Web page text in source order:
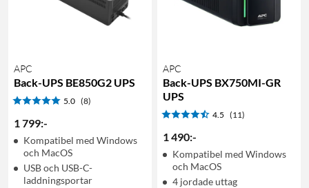
APC
Back-UPS BE850G2 UPS
5.0 (8)
1 799:-
Kompatibel med Windows
och MacOS
USB och USB-C-
laddningsportar
APC
Back-UPS BX750MI-GR
UPS
4.5 (11)
1 490:-
Kompatibel med Windows
och MacOS
4 jordade uttag